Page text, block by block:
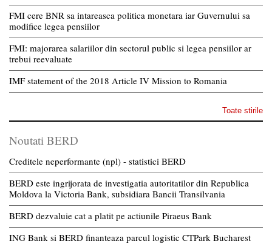
FMI cere BNR sa intareasca politica monetara iar Guvernului sa
modifice legea pensiilor
FMI: majorarea salariilor din sectorul public si legea pensiilor ar
trebui reevaluate
IMF statement of the 2018 Article IV Mission to Romania
Toate stirile
Noutati BERD
Creditele neperformante (npl) - statistici BERD
BERD este ingrijorata de investigatia autoritatilor din Republica
Moldova la Victoria Bank, subsidiara Bancii Transilvania
BERD dezvaluie cat a platit pe actiunile Piraeus Bank
ING Bank si BERD finanteaza parcul logistic CTPark Bucharest